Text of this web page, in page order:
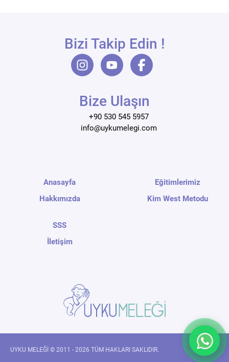
Bizi Takip Edin !
Bize Ulaşın
+90 530 545 5957
info@uykumelegi.com
Anasayfa
Hakkımızda
Eğitimlerimiz
Kim West Metodu
SSS
İletişim
UYKU MELEĞİ © 2011 - 2026 TÜM HAKLARI SAKLIDIR.